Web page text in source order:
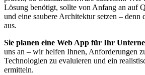
Lösung benötigt, sollte von Anfang an auf
und eine saubere Architektur setzen – denn
aus.
Sie planen eine Web App für Ihr
uns an – wir helfen Ihnen, Anforderungen
Technologien zu evaluieren und ein
ermitteln.